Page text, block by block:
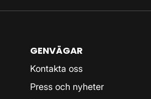
GENVÄGAR
Kontakta oss
Press och nyheter